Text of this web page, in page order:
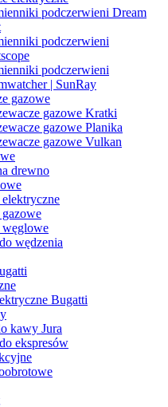
podczerwieni Dream
podczerwieni
podczerwieni
| SunRay
gazowe
gazowe Kratki
gazowe Planika
gazowe Vulkan
drewno
węglowe
wędzenia
Bugatti
kawy Jura
ekspresów